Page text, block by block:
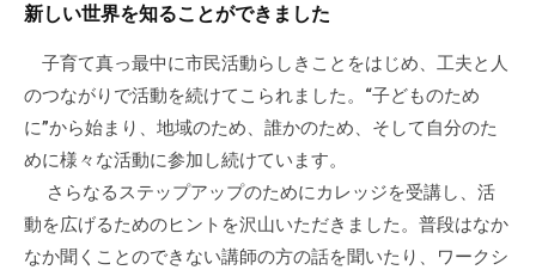
新しい世界を知ることができました
子育て真っ最中に市民活動らしきことをはじめ、工夫と人
のつながりで活動を続けてこられました。“子どものため
に”から始まり、地域のため、誰かのため、そして自分のた
めに様々な活動に参加し続けています。
さらなるステップアップのためにカレッジを受講し、活
動を広げるためのヒントを沢山いただきました。普段はなか
なか聞くことのできない講師の方の話を聞いたり、ワークシ